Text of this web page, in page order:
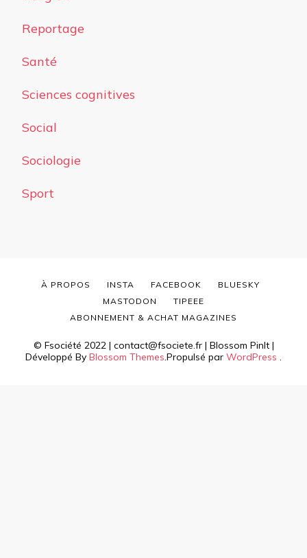
Reportage
Santé
Sciences cognitives
Social
Sociologie
Sport
© Fsociété 2022 | contact@fsociete.fr | Blossom PinIt |
Développé By Blossom Themes.Propulsé par WordPress .
À PROPOS INSTA FACEBOOK
BLUESKY
MASTODON
TIPEEE
ABONNEMENT & ACHAT MAGAZINES